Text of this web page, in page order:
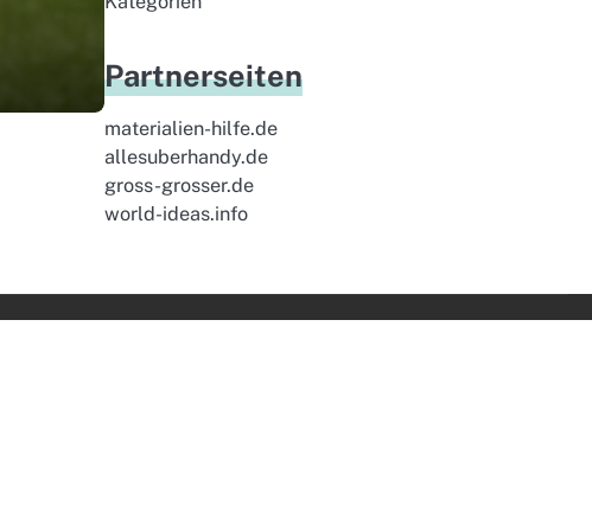
Partnerseiten
materialien-hilfe.de
allesuberhandy.de
gross-grosser.de
world-ideas.info